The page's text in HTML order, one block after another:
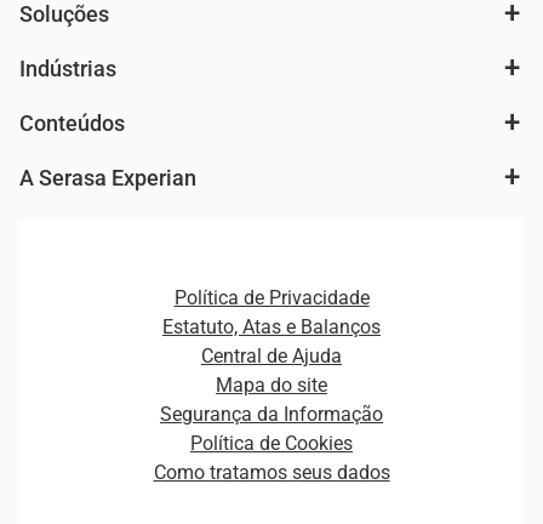
Soluções
Autenticação e Prevenção à Fraude
Cobrança e Recuperação de Dívidas
Plataformas e Motores de decisão
Indústrias
Fintechs
Conteúdos
Ver todo o conteúdo
Curso Gratuito de Saúde Financeira
Empreendedorismo
Estudos e Pesquisas
A Serasa Experian
Distribuidores e representantes
Estrutura Organizacional
Sala de Imprensa
Política de Privacidade
Estatuto, Atas e Balanços
Central de Ajuda
Mapa do site
Segurança da Informação
Política de Cookies
Como tratamos seus dados